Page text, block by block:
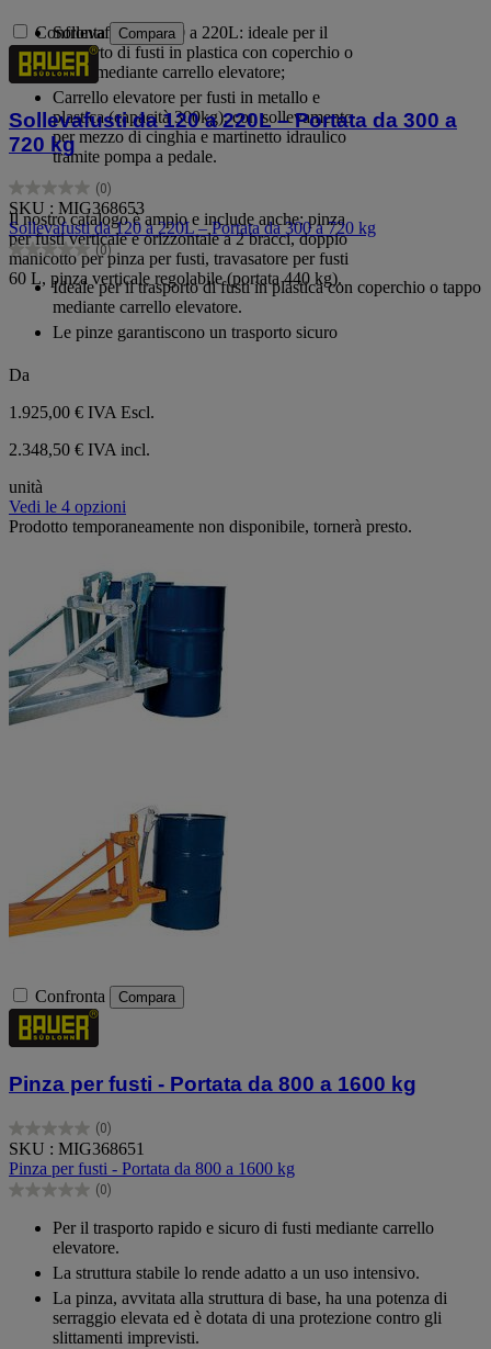
Sollevafusti da 120 a 220L: ideale per il
trasporto di fusti in plastica con coperchio o
tappo mediante carrello elevatore;
Carrello elevatore per fusti in metallo e
plastica (capacità 300kg), con sollevamento
per mezzo di cinghia e martinetto idraulico
tramite pompa a pedale.
Il nostro catalogo è ampio e include anche: pinza
per fusti verticale e orizzontale a 2 bracci, doppio
manicotto per pinza per fusti, travasatore per fusti
60 L, pinza verticale regolabile (portata 440 kg).
Confronta Compara
Sollevafusti da 120 a 220L – Portata da 300 a
720 kg
(0)
0.0
su
5
stelle.
SKU : MIG368653
Sollevafusti da 120 a 220L – Portata da 300 a 720 kg
(0)
0.0
su
Ideale per il trasporto di fusti in plastica con coperchio o tappo
mediante carrello elevatore.
Le pinze garantiscono un trasporto sicuro
Da
1.925,00 € IVA Escl.
2.348,50 € IVA incl.
unità
Vedi le 4 opzioni
Prodotto temporaneamente non disponibile, tornerà presto.
Confronta Compara
Pinza per fusti - Portata da 800 a 1600 kg
(0)
0.0
su
5
stelle.
SKU : MIG368651
Pinza per fusti - Portata da 800 a 1600 kg
(0)
0.0
Per il trasporto rapido e sicuro di fusti mediante carrello
elevatore.
La struttura stabile lo rende adatto a un uso intensivo.
La pinza, avvitata alla struttura di base, ha una potenza di
serraggio elevata ed è dotata di una protezione contro gli
slittamenti imprevisti.